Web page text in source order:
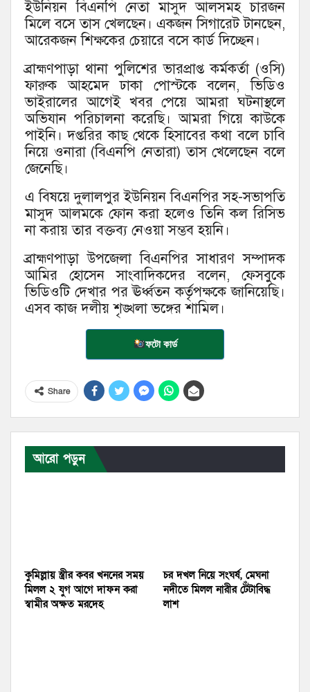
ইউনিয়ন বিএনপি নেতা মাসুদ আলসমহ চারজন
মিলে বসে তাস খেলছেন। একজন সিগারেট টানছেন,
আরেকজন শিক্ষকের চেয়ারে বসে কার্ড দিচ্ছেন।
ব্রাহ্মণপাড়া থানা পুলিশের ভারপ্রাপ্ত কর্মকর্তা (ওসি)
ফারুক আহমেদ ঢাকা পোস্টকে বলেন, ভিডিও
ভাইরালের আগেই খবর পেয়ে আমরা ঘটনাস্থলে
অভিযান পরিচালনা করেছি। আমরা গিয়ে কাউকে
পাইনি। দপ্তরির কাছ থেকে হিসাবের কথা বলে চাবি
নিয়ে ওনারা (বিএনপি নেতারা) তাস খেলেছেন বলে
জেনেছি।
এ বিষয়ে দুলালপুর ইউনিয়ন বিএনপির সহ-সভাপতি
মাসুদ আলমকে ফোন করা হলেও তিনি কল রিসিভ
না করায় তার বক্তব্য নেওয়া সম্ভব হয়নি।
ব্রাহ্মণপাড়া উপজেলা বিএনপির সাধারণ সম্পাদক
আমির হোসেন সাংবাদিকদের বলেন, ফেসবুকে
ভিডিওটি দেখার পর ঊর্ধ্বতন কর্তৃপক্ষকে জানিয়েছি।
এসব কাজ দলীয় শৃঙ্খলা ভঙ্গের শামিল।
ফটো কার্ড
Share
আরো পড়ুন
কুমিল্লায় স্ত্রীর কবর খননের সময়
মিলল ২ যুগ আগে দাফন করা
স্বামীর অক্ষত মরদেহ
চর দখল নিয়ে সংঘর্ষ, মেঘনা
নদীতে মিলল নারীর টেঁটাবিদ্ধ
লাশ